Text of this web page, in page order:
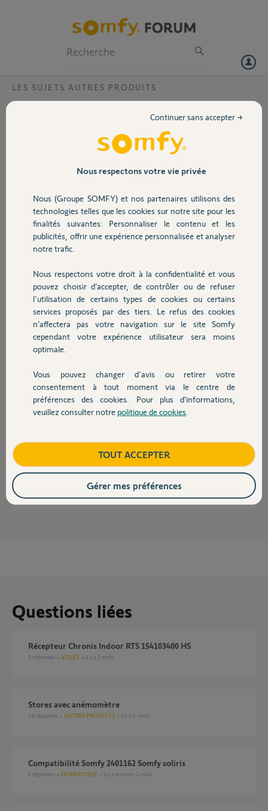
Volet
Sécurité
Domotique
Chauffage
Autres produits
Devis avec un pro
Contact
LES SUJETS AUTRES PRODUITS
compatibilité entre un anémomètre rts
j ai un store qui n'ai pas motorisé en somfy
en revanche mes volets sont commandés en rts
et j'aimerai si c'est possible mettre un récepteur somfy du type
centralisation générale avec la télécommande telis
vincent
il y a plus de 12 ans
Participer au fil de discussion
Réponses
Bonjour Vincent,
Le micro-module pour volet-roulant n'est pas compatible avec le
sécurité contre le vent.
Si vous souhaitez tout de même installer ce micro-module il faut être sur
que votre moteur de store soit un moteur filaire (4 fils = Terre, neutre,
Phase montée, Phase descente) et que les fins de courses sont gérées au
des consignes d’installation.
Martial V. il y a plus de 12 ans
Questions liées
Récepteur Chronis Indoor RTS 154103400 HS
2 réponses VOLET il y a 2 mois
stores avec anémomètre
19 réponses AUTRES PRODUITS il y a 2 mois
compatibilité Somfy 2401162 Somfy soliris
4 réponses DOMOTIQUE il y a environ 2 mois
Nous respectons votre vie privée
Nous (Groupe SOMFY) et nos partenaires utilisons des
technologies telles que les cookies sur notre site pour les
finalités suivantes: Personnaliser le contenu et les
publicités, offrir une expérience personnalisée et analyser
notre trafic.
Nous respectons votre droit à la confidentialité et vous
pouvez choisir d’accepter, de contrôler ou de refuser
l'utilisation de certains types de cookies ou certains
services proposés par des tiers. Le refus des cookies
n’affectera pas votre navigation sur le site Somfy
cependant votre expérience utilisateur sera moins
optimale.
Vous pouvez changer d'avis ou retirer votre
consentement à tout moment via le centre de
préférences des cookies. Pour plus d’informations,
veuillez consulter notre politique de cookies
Continuer sans accepter →
TOUT ACCEPTER
Gérer mes préférences